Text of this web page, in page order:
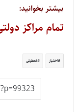
بیشتر بخوانید:
تمام مراکز
اختبار تعطیلی